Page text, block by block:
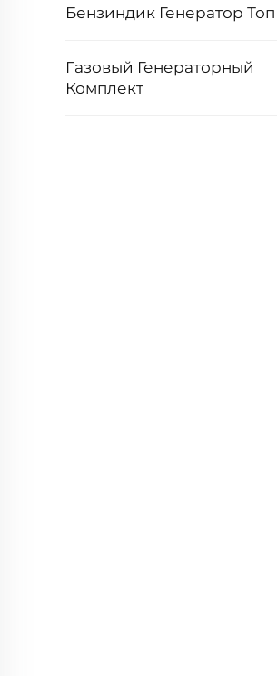
Бензиндик Генератор Топ
Газовый Генераторный
Комплект